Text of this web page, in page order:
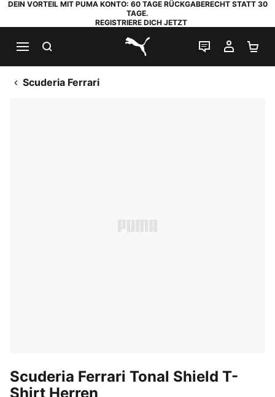
DEIN VORTEIL MIT PUMA KONTO: 60 TAGE RÜCKGABERECHT STATT 30
TAGE.
REGISTRIERE DICH JETZT
PUMA.com
LIVE-CHAT
MEIN
Scuderia Ferrari
Scuderia Ferrari Tonal Shield T-
Shirt Herren